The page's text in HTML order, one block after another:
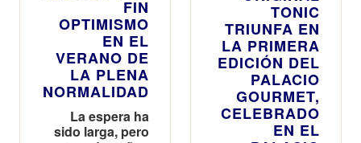
FIN
OPTIMISMO
EN EL
VERANO DE
LA PLENA
NORMALIDAD
La espera ha
sido larga, pero
TONIC
TRIUNFA EN
LA PRIMERA
EDICIÓN DEL
PALACIO
GOURMET,
CELEBRADO
EN EL